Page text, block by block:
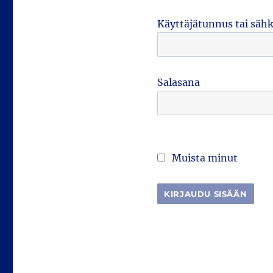
Käyttäjätunnus tai
Salasana
Muista minut